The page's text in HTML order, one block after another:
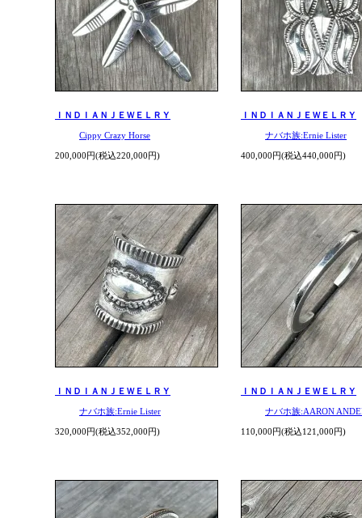
ＩＮＤＩＡＮＪＥＷＥＬＲＹ
Cippy Crazy Horse
200,000円(税込220,000円)
ＩＮＤＩＡＮＪＥＷＥＬＲＹ
ナバホ族:Ernie Lister
400,000円(税込440,000円)
ＩＮＤＩＡＮＪＥＷＥＬＲＹ
ナバホ族:Ernie Lister
320,000円(税込352,000円)
ＩＮＤＩＡＮＪＥＷＥＬＲＹ
ナバホ族:AARON
110,000円(税込121,000円)